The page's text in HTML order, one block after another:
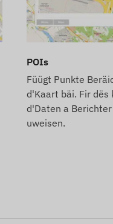
POIs
Füügt Punkte
d'Kaart bäi. Fir
d'Daten a
uweisen.